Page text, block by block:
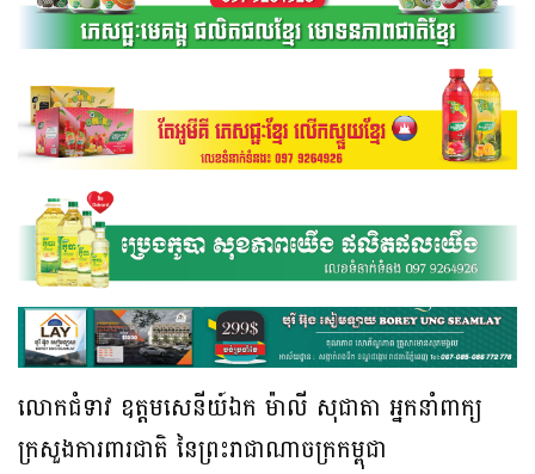
លោកជំទាវ ឧត្តមសេនីយ៍ឯក ម៉ាលី សុជាតា អ្នកនាំពាក្យ
ក្រសួងការពារជាតិ នៃព្រះរាជាណាចក្រកម្ពុជា